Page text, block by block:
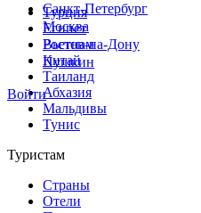
Санкт-Петербург
Москва
Ростов-на-Дону
Пушкин
Войти
Турция
Египет
Вьетнам
Китай
Таиланд
Абхазия
Мальдивы
Тунис
Туристам
Страны
Отели